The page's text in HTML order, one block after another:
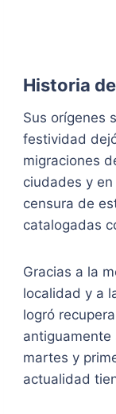
Historia
Sus orígenes
festividad
migraciones
ciudades y
censura de
catalogadas
Gracias a la
localidad y a
logró
antiguamente
martes y
actualidad